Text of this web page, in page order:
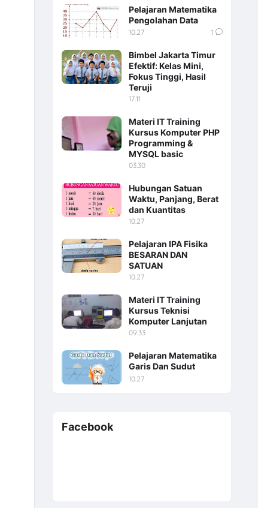
Pelajaran Matematika
Pengolahan Data
10.27 1
Bimbel Jakarta Timur
Efektif: Kelas Mini,
Fokus Tinggi, Hasil
Teruji
17.11
Materi IT Training
Kursus Komputer PHP
Programming &
MYSQL basic
03.30
Hubungan Satuan
Waktu, Panjang, Berat
dan Kuantitas
10.27
Pelajaran IPA Fisika
BESARAN DAN
SATUAN
10.27
Materi IT Training
Kursus Teknisi
Komputer Lanjutan
09.33
Pelajaran Matematika
Garis Dan Sudut
10.27
Facebook